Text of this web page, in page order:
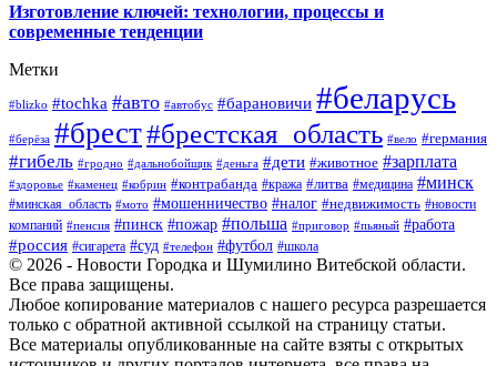
Изготовление ключей: технологии, процессы и
современные тенденции
Метки
#blizko #tochka #авто #автобус #барановичи #беларусь
#берёза #брест#брестская_область #вело #германия
#гибель #гродно #дальнобойщик #деньга #дети #животное #зарплата
#здоровье #каменец #кобрин #контрабанда #кража #литва #медицина #минск
#минская_область #мото #мошенничество #налог #недвижимость #новости
компаний #пенсия #пинск #пожар #польша #приговор #пьяный #работа
#россия #сигарета #суд #телефон #футбол #школа
© 2026 - Новости Городка и Шумилино Витебской области.
Все права защищены.
Любое копирование материалов с нашего ресурса разрешается
только с обратной активной ссылкой на страницу статьи.
Все материалы опубликованные на сайте взяты с открытых